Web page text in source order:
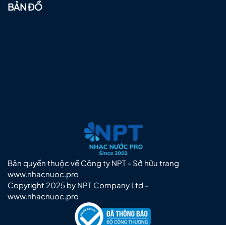
BẢN ĐỒ
Bản quyền thuộc về Công ty NPT - Sở hữu trang
www.nhacnuoc.pro
Copyright 2025 by NPT Company Ltd -
www.nhacnuoc.pro